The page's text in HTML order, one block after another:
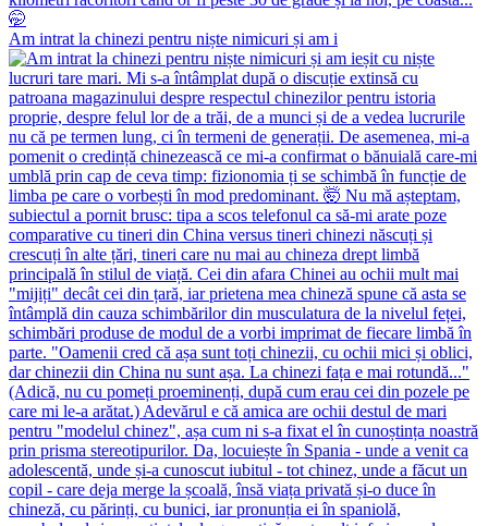
Am intrat la chinezi pentru niște nimicuri și am i